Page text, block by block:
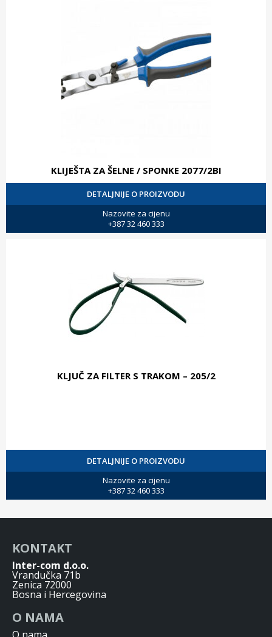
KLIJEŠTA ZA ŠELNE / SPONKE 2077/2BI
DETALJNIJE O PROIZVODU
Nazovite za cijenu
+387 32 460 333
KLJUČ ZA FILTER S TRAKOM – 205/2
DETALJNIJE O PROIZVODU
Nazovite za cijenu
+387 32 460 333
KONTAKT
Inter-com d.o.o.
Vrandučka 71b
Zenica 72000
Bosna i Hercegovina
O NAMA